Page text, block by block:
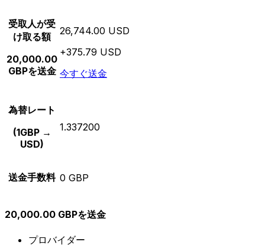
受取人が受
け取る額
20,000.00
GBPを送金
26,744.00 USD
+375.79 USD
今すぐ送金
為替レート
(1GBP →
USD)
1.337200
送金手数料 0 GBP
20,000.00 GBPを送金
プロバイダー